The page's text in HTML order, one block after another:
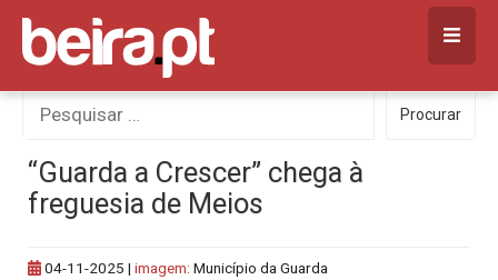
Skip
content
Procurar
por:
Procurar
“Guarda a Crescer” chega à
freguesia de Meios
04-11-2025 | imagem: Município da Guarda